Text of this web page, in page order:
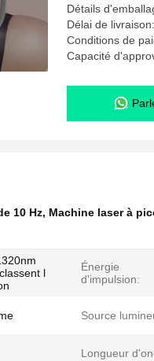
Détails
Délai de
Conditions de
Capacité
10 Hz, Machine laser à
l
Énergie
d'impulsion:
Source
Longueur